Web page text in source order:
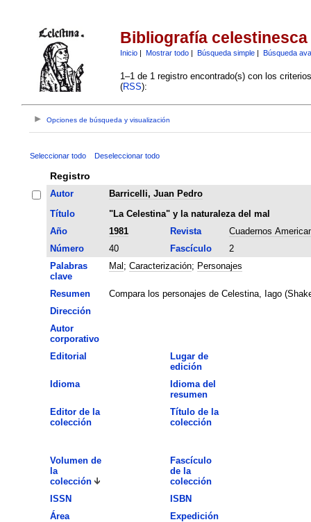
Bibliografía celestinesca
Inicio| Mostrar todo| Búsqueda simple| Búsqueda
1–1 de 1 registro encontrado(s) con los
(RSS):
Opciones de búsqueda y visualización
Seleccionar todo Deseleccionar todo
Registro
Autor
Barricelli, Juan Pedro
Título
"La Celestina" y la naturaleza del mal
Año
1981 Revista
Cuadernos
Número
40 Fascículo
2
Palabras
clave
Mal ; Caracterización; Personajes
Resumen
Compara los personajes de Celestina, Iago
Dirección
Autor
corporativo
Editorial
Lugar de
edición
Idioma
Idioma del
resumen
Editor de la
colección
Título de la
colección
Volumen de
la
colección
Fascículo
de la
colección
ISSN
ISBN
Área
Expedición